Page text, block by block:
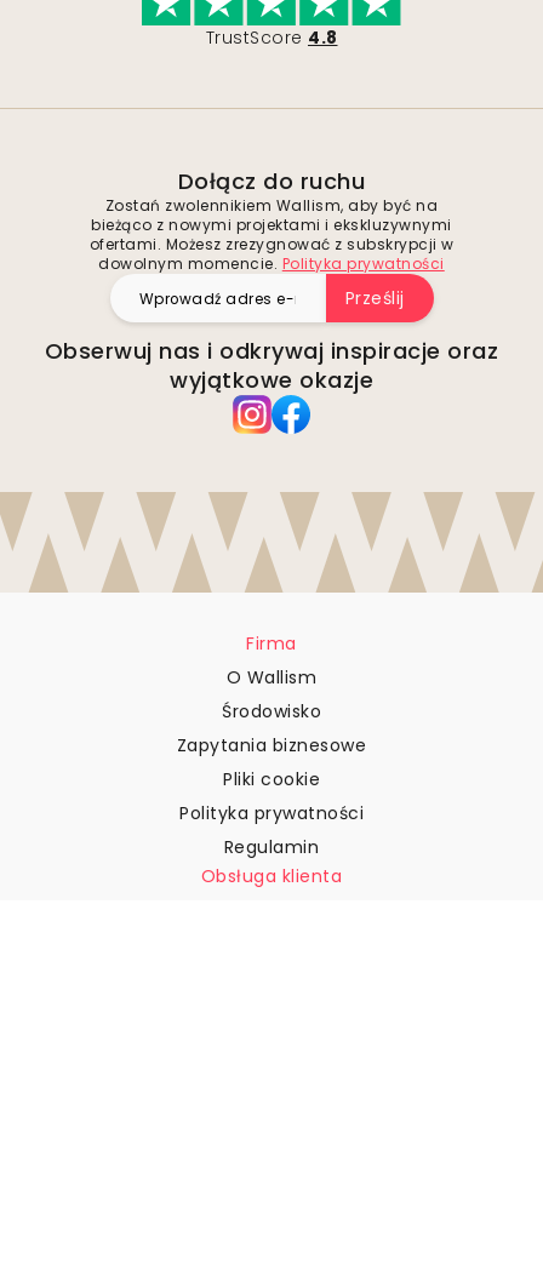
TrustScore 4.8
Dołącz do ruchu
Zostań zwolennikiem Wallism, aby być na
bieżąco z nowymi projektami i ekskluzywnymi
ofertami. Możesz zrezygnować z subskrypcji w
dowolnym momencie. Polityka prywatności
Prześlij
Obserwuj nas i odkrywaj inspiracje oraz
wyjątkowe okazje
Firma
O Wallism
Środowisko
Zapytania biznesowe
Pliki cookie
Polityka prywatności
Regulamin
Obsługa klienta